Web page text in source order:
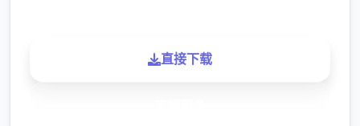
直接下载